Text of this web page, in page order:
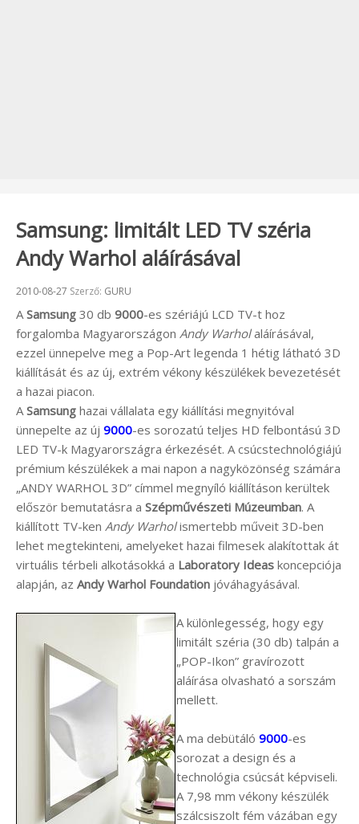
Samsung: limitált LED TV széria
Andy Warhol aláírásával
Beküldve:
2010-08-27 Szerző: GURU
A Samsung 30 db 9000-es szériájú LCD TV-t hoz
forgalomba Magyarországon Andy Warholaláírásával,
ezzel ünnepelve meg a Pop-Art legenda 1 hétig látható 3D
kiállítását és az új, extrém vékony készülékek bevezetését
a hazai piacon.
A Samsung hazai vállalata egy kiállítási megnyitóval
ünnepelte az új 9000-es sorozatú teljes HD felbontású 3D
LED TV-k Magyarországra érkezését. A csúcstechnológiájú
prémium készülékek a mai napon a nagyközönség számára
„ANDY WARHOL 3D” címmel megnyíló kiállításon kerültek
először bemutatásra a Szépművészeti Múzeumban. A
kiállított TV-ken Andy Warholismertebb műveit 3D-ben
lehet megtekinteni, amelyeket hazai filmesek alakítottak át
virtuális térbeli alkotásokká a Laboratory Ideas koncepciója
alapján, az Andy Warhol Foundation jóváhagyásával.
A különlegesség, hogy egy
limitált széria (30 db) talpán a
„POP-Ikon” gravírozott
aláírása olvasható a sorszám
mellett.
A ma debütáló 9000-es
sorozat a design és a
technológia csúcsát képviseli.
A 7,98 mm vékony készülék
szálcsiszolt fém vázában egy